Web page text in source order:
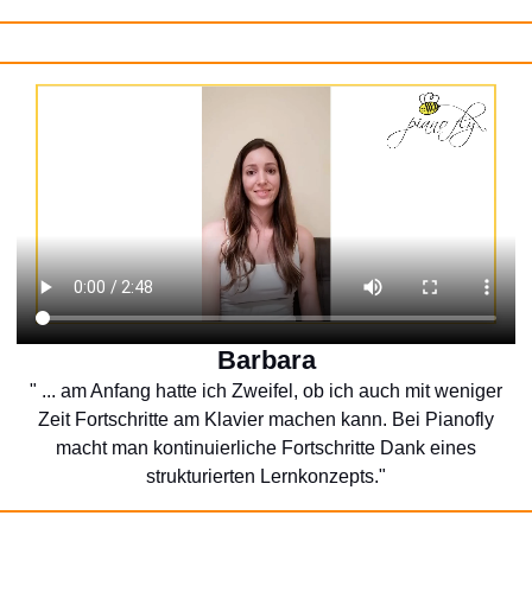
Barbara
" ... am Anfang hatte ich Zweifel, ob ich auch mit weniger
Zeit Fortschritte am Klavier machen kann. Bei Pianofly
macht man kontinuierliche Fortschritte Dank eines
strukturierten Lernkonzepts."